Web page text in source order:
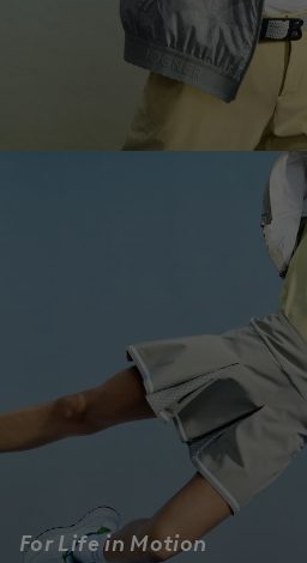
For Life in Motion